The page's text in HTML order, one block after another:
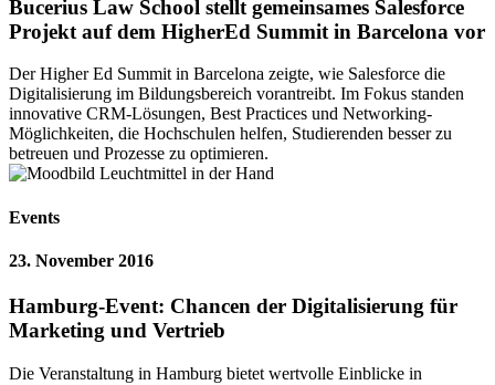
Bucerius Law School stellt gemeinsames Salesforce
Projekt auf dem HigherEd Summit in Barcelona vor
Der Higher Ed Summit in Barcelona zeigte, wie Salesforce die
Digitalisierung im Bildungsbereich vorantreibt. Im Fokus standen
innovative CRM-Lösungen, Best Practices und Networking-
Möglichkeiten, die Hochschulen helfen, Studierenden besser zu
betreuen und Prozesse zu optimieren.
Events
23. November 2016
Hamburg-Event: Chancen der Digitalisierung für
Marketing und Vertrieb
Die Veranstaltung in Hamburg bietet wertvolle Einblicke in